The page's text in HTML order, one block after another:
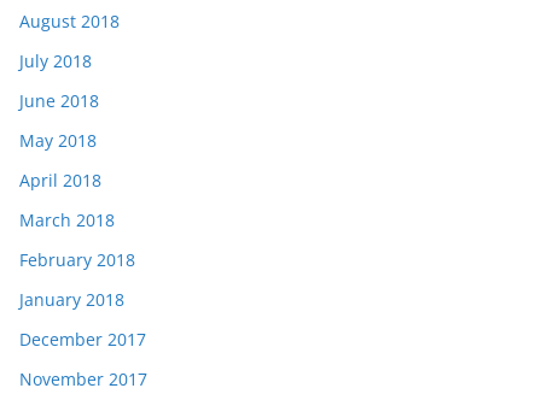
August 2018
July 2018
June 2018
May 2018
April 2018
March 2018
February 2018
January 2018
December 2017
November 2017